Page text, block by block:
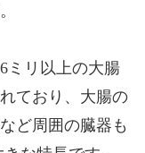
ミリ以上の大腸
ており、大腸の
ど周囲の臓器も